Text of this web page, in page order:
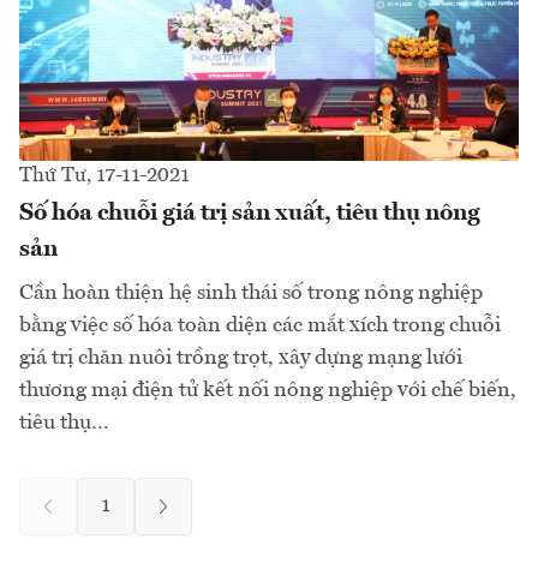
Thứ Tư, 17-11-2021
Số hóa chuỗi giá trị sản xuất, tiêu thụ nông
sản
Cần hoàn thiện hệ sinh thái số trong nông nghiệp
bằng việc số hóa toàn diện các mắt xích trong chuỗi
giá trị chăn nuôi trồng trọt, xây dựng mạng lưới
thương mại điện tử kết nối nông nghiệp với chế biến,
tiêu thụ…
1